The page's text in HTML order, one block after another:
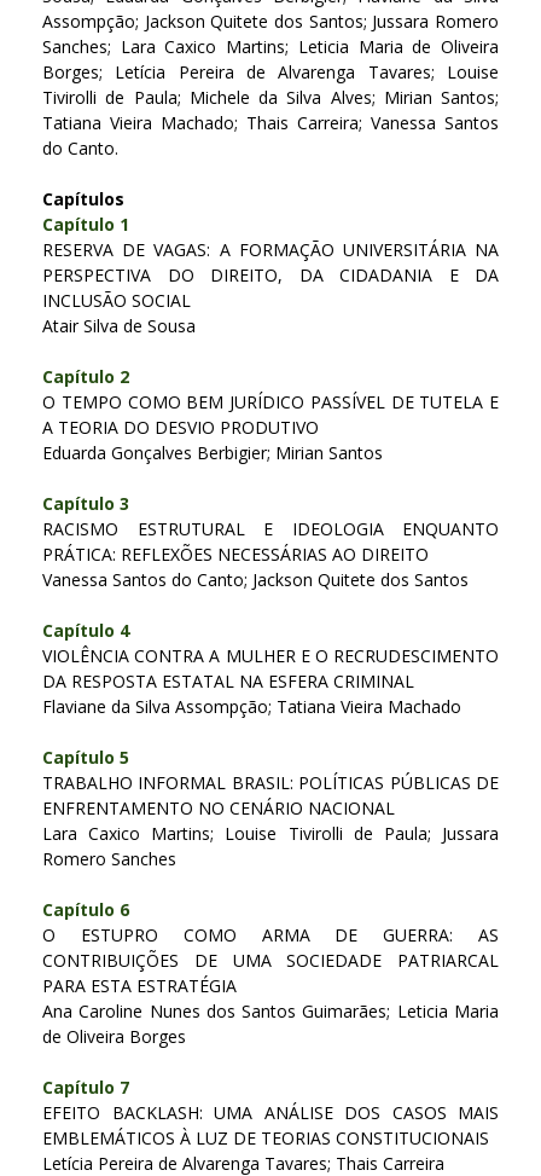
Assompção; Jackson Quitete dos Santos; Jussara Romero
Sanches; Lara Caxico Martins; Leticia Maria de Oliveira
Borges; Letícia Pereira de Alvarenga Tavares; Louise
Tivirolli de Paula; Michele da Silva Alves; Mirian Santos;
Tatiana Vieira Machado; Thais Carreira; Vanessa Santos
do Canto.
Capítulos
Capítulo 1
RESERVA DE VAGAS: A FORMAÇÃO UNIVERSITÁRIA NA
PERSPECTIVA DO DIREITO, DA CIDADANIA E DA
INCLUSÃO SOCIAL
Atair Silva de Sousa
Capítulo 2
O TEMPO COMO BEM JURÍDICO PASSÍVEL DE TUTELA E
A TEORIA DO DESVIO PRODUTIVO
Eduarda Gonçalves Berbigier; Mirian Santos
Capítulo 3
RACISMO ESTRUTURAL E IDEOLOGIA ENQUANTO
PRÁTICA: REFLEXÕES NECESSÁRIAS AO DIREITO
Vanessa Santos do Canto; Jackson Quitete dos Santos
Capítulo 4
VIOLÊNCIA CONTRA A MULHER E O RECRUDESCIMENTO
DA RESPOSTA ESTATAL NA ESFERA CRIMINAL
Flaviane da Silva Assompção; Tatiana Vieira Machado
Capítulo 5
TRABALHO INFORMAL BRASIL: POLÍTICAS PÚBLICAS DE
ENFRENTAMENTO NO CENÁRIO NACIONAL
Lara Caxico Martins; Louise Tivirolli de Paula; Jussara
Romero Sanches
Capítulo 6
O ESTUPRO COMO ARMA DE GUERRA: AS
CONTRIBUIÇÕES DE UMA SOCIEDADE PATRIARCAL
PARA ESTA ESTRATÉGIA
Ana Caroline Nunes dos Santos Guimarães; Leticia Maria
de Oliveira Borges
Capítulo 7
EFEITO BACKLASH: UMA ANÁLISE DOS CASOS MAIS
EMBLEMÁTICOS À LUZ DE TEORIAS CONSTITUCIONAIS
Letícia Pereira de Alvarenga Tavares; Thais Carreira